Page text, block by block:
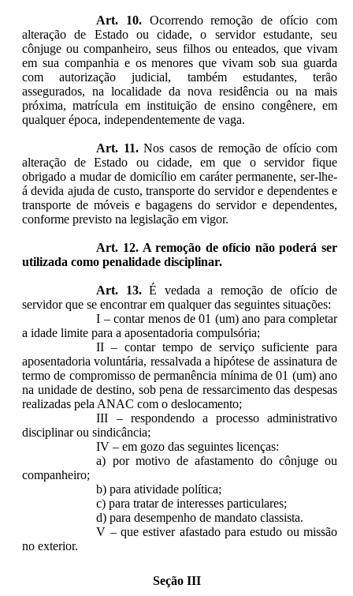
Art. 10. Ocorrendo remoção de ofício com
alteração de Estado ou cidade, o servidor estudante, seu
cônjuge ou companheiro, seus filhos ou enteados, que vivam
em sua companhia e os menores que vivam sob sua guarda
com autorização judicial, também estudantes, terão
assegurados, na localidade da nova residência ou na mais
próxima, matrícula em instituição de ensino congênere, em
qualquer época, independentemente de vaga.
Art. 11.Nos casos de remoção de ofício com
alteração de Estado ou cidade, em que o servidor fique
obrigado a mudar de domicílio em caráter permanente, ser-lhe-
á devida ajuda de custo, transporte do servidor e dependentes e
transporte de móveis e bagagens do servidor e dependentes,
conforme previsto na legislação em vigor.
Art. 12. A remoção de ofício não poderá ser
utilizada como penalidade disciplinar.
Art. 13.É vedada a remoção de ofício de
servidor que se encontrar em qualquer das seguintes situações:
I – contar menos de 01 (um) ano para completar
a idade limite para a aposentadoria compulsória;
II – contar tempo de serviço suficiente para
aposentadoria voluntária, ressalvada a hipótese de assinatura de
termo de compromisso de permanência mínima de 01 (um) ano
na unidade de destino, sob pena de ressarcimento das despesas
realizadas pela ANAC com o deslocamento;
III – respondendo a processo administrativo
disciplinar ou sindicância;
IV – em gozo das seguintes licenças:
a) por motivo de afastamento do cônjuge ou
companheiro;
b) para atividade política;
c) para tratar de interesses particulares;
d) para desempenho de mandato classista.
V – que estiver afastado para estudo ou missão
no exterior.
Seção III